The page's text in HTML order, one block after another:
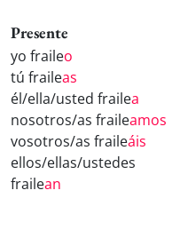
Presente
yo fraileo
tú fraileas
él/ella/usted frailea
nosotros/as fraileamos
vosotros/as fraileáis
ellos/ellas/ustedes
frailean